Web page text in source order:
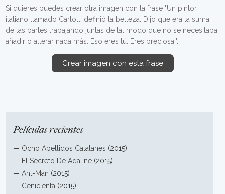
Si quieres puedes crear otra imagen con la frase "Un pintor
italiano llamado Carlotti definió la belleza. Dijo que era la suma
de las partes trabajando juntas de tal modo que no se necesitaba
añadir o alterar nada más. Eso eres tú. Eres preciosa.".
Crear imagen con esta frase
Películas recientes
— Ocho Apellidos Catalanes (2015)
— El Secreto De Adaline (2015)
—Ant-Man (2015)
— Cenicienta (2015)